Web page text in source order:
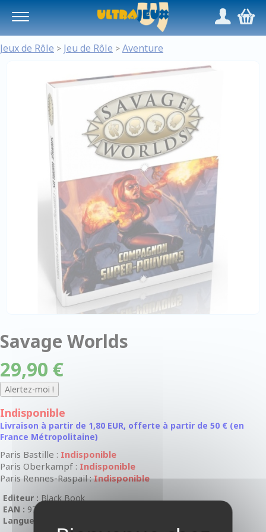
/,
Jeux de Rôle > Jeu de Rôle > Aventure
Savage Worlds
29,90 €
Indisponible
Livraison à partir de 1,80 EUR, offerte à partir de 50 € (en
France Métropolitaine)
Paris Bastille : Indisponible
Paris Oberkampf : Indisponible
Paris Rennes-Raspail :Indisponible
Editeur : Black Book
EAN : 9782363284389
Langue :